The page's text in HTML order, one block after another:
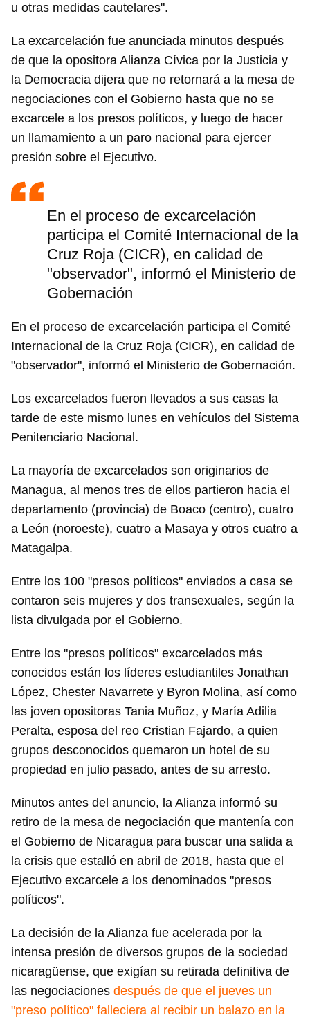
u otras medidas cautelares".
La excarcelación fue anunciada minutos después
de que la opositora Alianza Cívica por la Justicia y
la Democracia dijera que no retornará a la mesa de
negociaciones con el Gobierno hasta que no se
excarcele a los presos políticos, y luego de hacer
un llamamiento a un paro nacional para ejercer
presión sobre el Ejecutivo.
En el proceso de excarcelación
participa el Comité Internacional de la
Cruz Roja (CICR), en calidad de
"observador", informó el Ministerio de
Gobernación
En el proceso de excarcelación participa el Comité
Internacional de la Cruz Roja (CICR), en calidad de
"observador", informó el Ministerio de Gobernación.
Los excarcelados fueron llevados a sus casas la
tarde de este mismo lunes en vehículos del Sistema
Penitenciario Nacional.
La mayoría de excarcelados son originarios de
Managua, al menos tres de ellos partieron hacia el
departamento (provincia) de Boaco (centro), cuatro
a León (noroeste), cuatro a Masaya y otros cuatro a
Matagalpa.
Entre los 100 "presos políticos" enviados a casa se
contaron seis mujeres y dos transexuales, según la
lista divulgada por el Gobierno.
Entre los "presos políticos" excarcelados más
conocidos están los líderes estudiantiles Jonathan
López, Chester Navarrete y Byron Molina, así como
las joven opositoras Tania Muñoz, y María Adilia
Peralta, esposa del reo Cristian Fajardo, a quien
grupos desconocidos quemaron un hotel de su
propiedad en julio pasado, antes de su arresto.
Minutos antes del anuncio, la Alianza informó su
retiro de la mesa de negociación que mantenía con
el Gobierno de Nicaragua para buscar una salida a
la crisis que estalló en abril de 2018, hasta que el
Ejecutivo excarcele a los denominados "presos
políticos".
La decisión de la Alianza fue acelerada por la
intensa presión de diversos grupos de la sociedad
nicaragüense, que exigían su retirada definitiva de
las negociaciones después de que el jueves un
"preso político" falleciera al recibir un balazo en la